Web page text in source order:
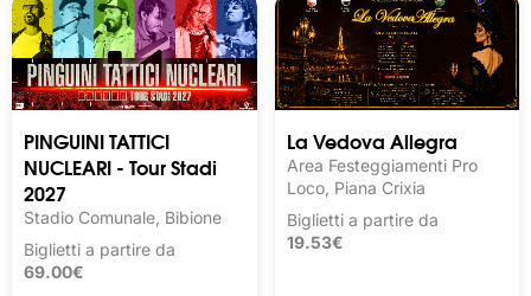
PINGUINI TATTICI
NUCLEARI - Tour Stadi
2027
Stadio Comunale, Bibione
Biglietti a partire da
69.00€
La Vedova Allegra
Area Festeggiamenti Pro
Loco, Piana Crixia
Biglietti a partire da
19.53€